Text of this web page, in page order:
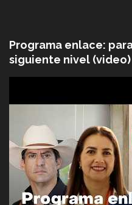
Programa enlace:
siguiente nivel (video)